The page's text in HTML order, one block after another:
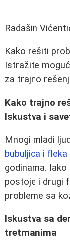
Radašin
Kako rešiti
Istražite
za trajno
Kako trajno
Iskustva i
Mnogi mladi
bubuljica i fleka
godinama.
postoje i drugi
probleme sa
Iskustva sa
tretmanima